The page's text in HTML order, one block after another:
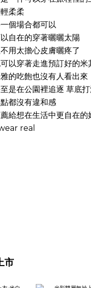
柔柔
個場合都可以
自在的穿著曬曬太陽
用太擔心皮膚曬疼了
以穿著走進預訂好的米
的吃飽也沒有人看出來
是在公園裡追逐 草底
都沒有違和感
給想在生活中更自在的
real
市